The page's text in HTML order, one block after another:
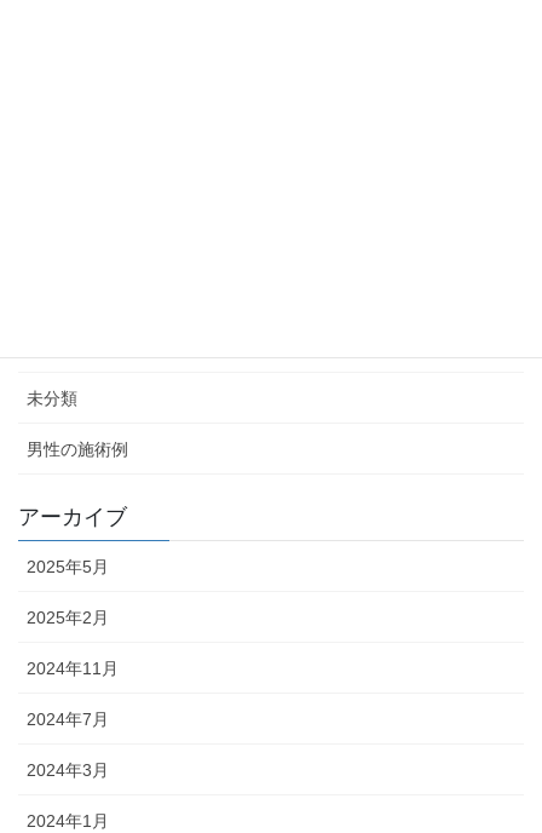
未分類
男性の施術例
アーカイブ
2025年5月
2025年2月
2024年11月
2024年7月
2024年3月
2024年1月